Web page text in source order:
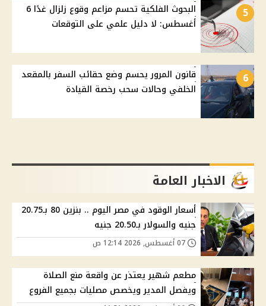
5
البحوث الفلكية تحسم مزاعم وقوع زلزال غدًا 6
أغسطس: لا دليل علمي على التوقعات
6
قانون المرور يحسم وضع حقائب السفر بالمقعد
الخلفي وحالات سحب رخصة القيادة
الاخبار العامة
أسعار الوقود في مصر اليوم .. بنزين 80 بـ20.75
جنيه والسولار بـ20.50 جنيه
مطعم شهير يعتذر عن واقعة منع الصلاة
ويفصل المدير ويخصص مصليات بجميع الفروع